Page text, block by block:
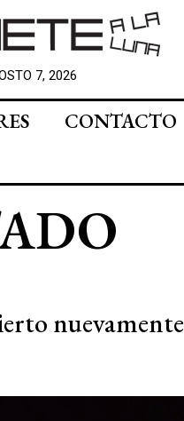
7, 2026
CONTACTO
nuevamente